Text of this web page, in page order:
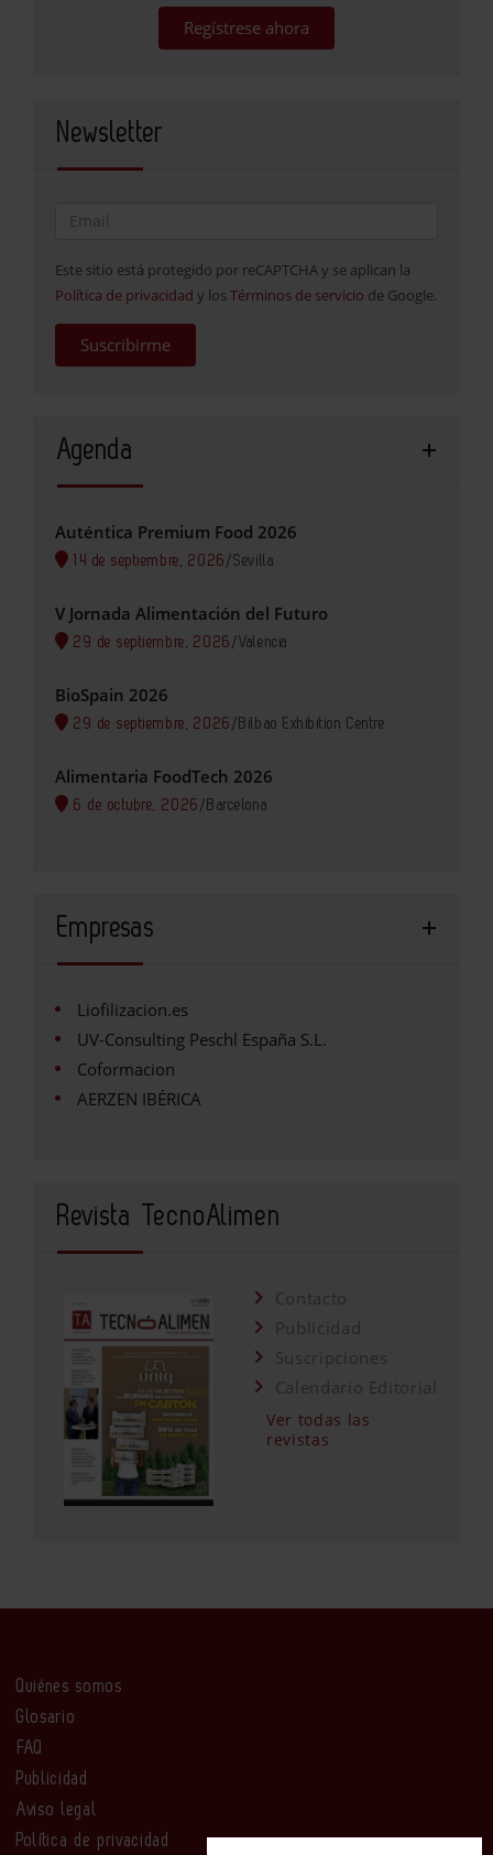
Regístrese ahora
Newsletter
Este sitio está protegido por reCAPTCHA y se aplican la
Política de privacidad y los Términos de servicio de Google.
Suscribirme
Agenda
Auténtica Premium Food 2026
14 de septiembre, 2026 /Sevilla
V Jornada Alimentación del Futuro
29 de septiembre, 2026 /Valencia
BioSpain 2026
29 de septiembre, 2026 / Bilbao Exhibition Centre
Alimentaria FoodTech 2026
6 de octubre, 2026 / Barcelona
Empresas
Liofilizacion.es
UV-Consulting Peschl España S.L.
Coformacion
AERZEN IBÉRICA
Revista TecnoAlimen
Contacto
Publicidad
Suscripciones
Calendario Editorial
Ver todas las
revistas
Quiénes somos
Glosario
FAQ
Publicidad
Aviso legal
Política de privacidad